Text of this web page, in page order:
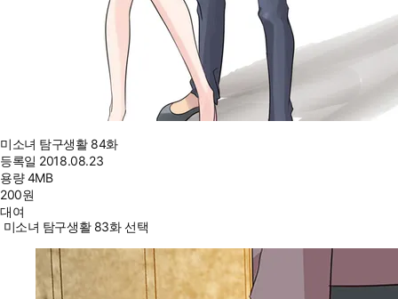
미소녀 탐구생활 84화
등록일 2018.08.23
용량4MB
200원
대여
미소녀 탐구생활 83화 선택